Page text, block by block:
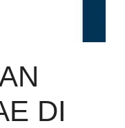
DI